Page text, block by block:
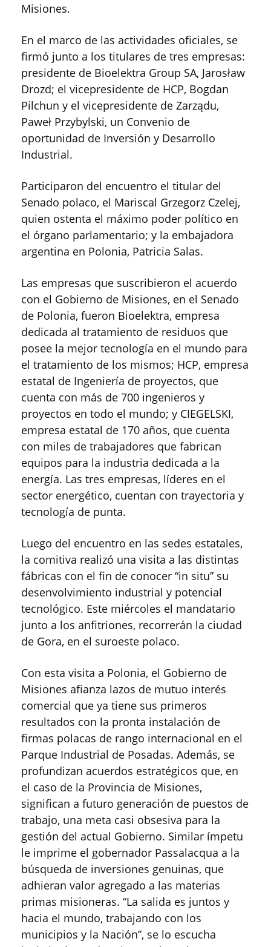
Misiones.
En el marco de las actividades oficiales, se
firmó junto a los titulares de tres empresas:
presidente de Bioelektra Group SA, Jarosław
Drozd; el vicepresidente de HCP, Bogdan
Pilchun y el vicepresidente de Zarządu,
Paweł Przybylski, un Convenio de
oportunidad de Inversión y Desarrollo
Industrial.
Participaron del encuentro el titular del
Senado polaco, el Mariscal Grzegorz Czelej,
quien ostenta el máximo poder político en
el órgano parlamentario; y la embajadora
argentina en Polonia, Patricia Salas.
Las empresas que suscribieron el acuerdo
con el Gobierno de Misiones, en el Senado
de Polonia, fueron Bioelektra, empresa
dedicada al tratamiento de residuos que
posee la mejor tecnología en el mundo para
el tratamiento de los mismos; HCP, empresa
estatal de Ingeniería de proyectos, que
cuenta con más de 700 ingenieros y
proyectos en todo el mundo; y CIEGELSKI,
empresa estatal de 170 años, que cuenta
con miles de trabajadores que fabrican
equipos para la industria dedicada a la
energía. Las tres empresas, líderes en el
sector energético, cuentan con trayectoria y
tecnología de punta.
Luego del encuentro en las sedes estatales,
la comitiva realizó una visita a las distintas
fábricas con el fin de conocer “in situ” su
desenvolvimiento industrial y potencial
tecnológico. Este miércoles el mandatario
junto a los anfitriones, recorrerán la ciudad
de Gora, en el suroeste polaco.
Con esta visita a Polonia, el Gobierno de
Misiones afianza lazos de mutuo interés
comercial que ya tiene sus primeros
resultados con la pronta instalación de
firmas polacas de rango internacional en el
Parque Industrial de Posadas. Además, se
profundizan acuerdos estratégicos que, en
el caso de la Provincia de Misiones,
significan a futuro generación de puestos de
trabajo, una meta casi obsesiva para la
gestión del actual Gobierno. Similar ímpetu
le imprime el gobernador Passalacqua a la
búsqueda de inversiones genuinas, que
adhieran valor agregado a las materias
primas misioneras. “La salida es juntos y
hacia el mundo, trabajando con los
municipios y la Nación”, se lo escucha